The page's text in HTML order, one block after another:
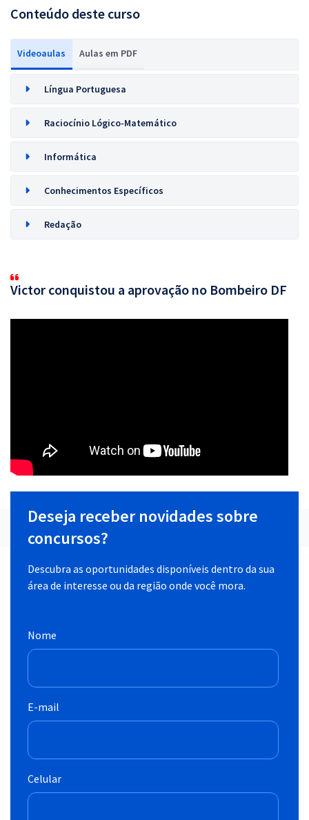
Conteúdo deste curso
Videoaulas Aulas em PDF
Língua Portuguesa
Raciocínio Lógico-Matemático
Informática
Conhecimentos Específicos
Redação
Victor conquistou a aprovação no Bombeiro DF
Deseja receber novidades sobre
concursos?
Descubra as oportunidades disponíveis dentro da sua
área de interesse ou da região onde você mora.
Nome
E-mail
Celular